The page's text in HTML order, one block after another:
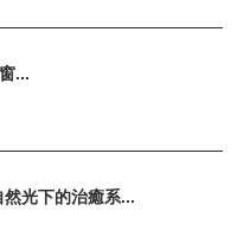
...
光下的治癒系...